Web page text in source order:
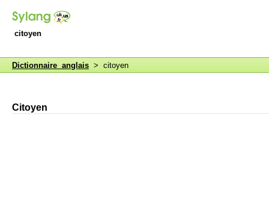
citoyen
Dictionnaire anglais > citoyen
Citoyen